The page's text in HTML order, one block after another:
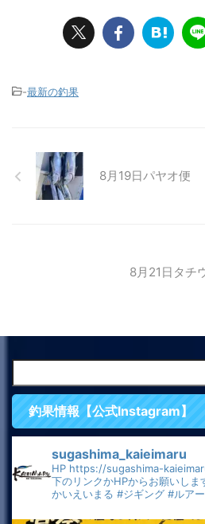
-最新の釣果
8月19日パヤオ便
8月21日タチ
釣果情報【公式Instagram】
sugashima_kaieimaru
HP https://sugashima-
下のリンクかHPからお願いしま
かいえいまる #ジギング #ルアー